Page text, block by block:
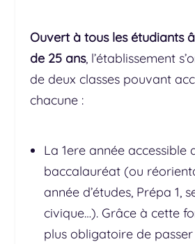
Ouvert à tous les étudiants
de 25 ans, l’établissement
de deux classes pouvant
chacune :
La 1ere année accessible
baccalauréat (ou
année d’études, Prépa 1,
civique…). Grâce à cette
plus obligatoire de